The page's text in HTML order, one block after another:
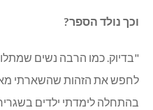
וכך נולד הספר?
"בדיוק. כמו הרבה נשים
לחפש את הזהות שהשארתי
בהתחלה לימדתי ילדים